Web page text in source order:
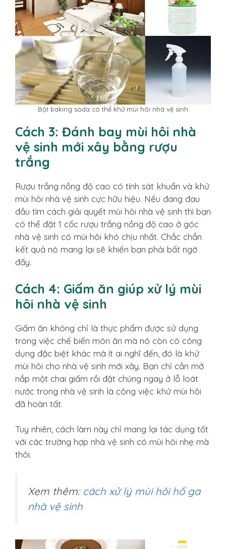
Bột baking soda có thể khử mùi hôi nhà vệ sinh
Cách 3: Đánh bay mùi hôi nhà
vệ sinh mới xây bằng rượu
trắng
Rượu trắng nồng độ cao có tính sát khuẩn và khử
mùi hôi nhà vệ sinh cực hữu hiệu. Nếu đang đau
đầu tìm cách giải quyết mùi hôi nhà vệ sinh thì bạn
có thể đặt 1 cốc rượu trắng nồng độ cao ở góc
nhà vệ sinh có mùi hôi khó chịu nhất. Chắc chắn
kết quả nó mang lại sẽ khiến bạn phải bất ngờ
đấy.
Cách 4: Giấm ăn giúp xử lý mùi
hôi nhà vệ sinh
Giấm ăn không chỉ là thực phẩm được sử dụng
trong việc chế biến món ăn mà nó còn có công
dụng đặc biệt khác mà ít ai nghĩ đến, đó là khử
mùi hôi cho nhà vệ sinh mới xây. Bạn chỉ cần mở
nắp một chai giấm rồi đặt chúng ngay ở lỗ loát
nước trong nhà vệ sinh là công việc khử mùi hôi
đã hoàn tất.
Tuy nhiên, cách làm này chỉ mang lại tác dụng tốt
với các trường hợp nhà vệ sinh có mùi hôi nhẹ mà
thôi.
Xem thêm: cách xử lý mùi hôi hố ga
nhà vệ sinh